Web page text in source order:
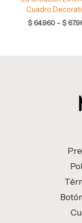
Cuadro
$ 64.960 –$